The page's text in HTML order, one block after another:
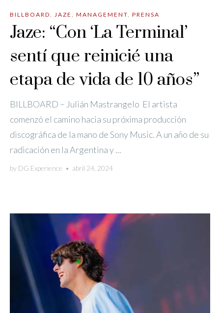
BILLBOARD, JAZE , MANAGEMENT, PRENSA
Jaze: “Con ‘La Terminal’
sentí que reinicié una
etapa de vida de 10 años”
BILLBOARD – Julián Mastrangelo El artista
comenzó el camino hacia su próxima producción
discográfica de la mano de Sony Music. A un año de su
radicación en la Argentina y ...
by DG Experience • abril 24, 2024